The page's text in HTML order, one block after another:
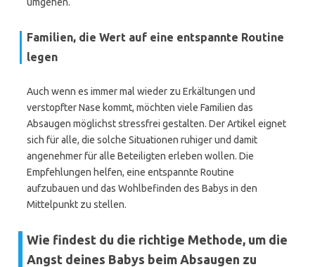
Familien, die Wert auf eine entspannte Routine
legen
Auch wenn es immer mal wieder zu Erkältungen und
verstopfter Nase kommt, möchten viele Familien das
Absaugen möglichst stressfrei gestalten. Der Artikel eignet
sich für alle, die solche Situationen ruhiger und damit
angenehmer für alle Beteiligten erleben wollen. Die
Empfehlungen helfen, eine entspannte Routine
aufzubauen und das Wohlbefinden des Babys in den
Mittelpunkt zu stellen.
Wie findest du die richtige Methode, um die
Angst deines Babys beim Absaugen zu